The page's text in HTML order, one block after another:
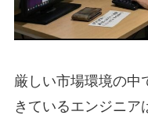
厳しい市場環境の中
きているエンジニア